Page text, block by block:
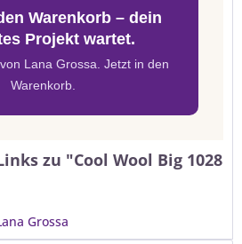
Warenkorb – dein
Projekt wartet.
Lana Grossa. Jetzt in den
Warenkorb.
zu "Cool Wool Big 1028
Grossa